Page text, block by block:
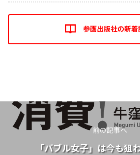
参画出版社の新着
前の記事へ
「バブル女子」は今も狙